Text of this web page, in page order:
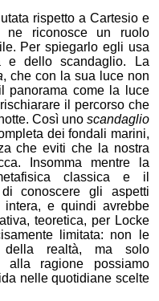
rispetto a Cartesio e
ne riconosce un ruolo
Per spiegarlo egli usa
e dello scandaglio. La
, che con la sua luce non
panorama come la luce
il percorso che
Così uno scandaglio
dei fondali marini,
che eviti che la nostra
Insomma mentre la
classica e il
conoscere gli aspetti
e quindi avrebbe
teoretica, per Locke
limitata: non le
della realtà, ma solo
alla ragione possiamo
nelle quotidiane scelte